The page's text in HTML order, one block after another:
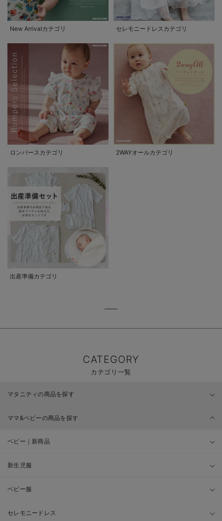
New Arrivalカテゴリ セレモニードレスカテゴリ
ロンパースカテゴリ 2WAYオールカテゴリ
出産準備カテゴリ
CATEGORY
カテゴリ一覧
マタニティの商品を探す
ママ&ベビーの商品を探す
ベビー｜新商品
新生児服
ベビー服
セレモニードレス